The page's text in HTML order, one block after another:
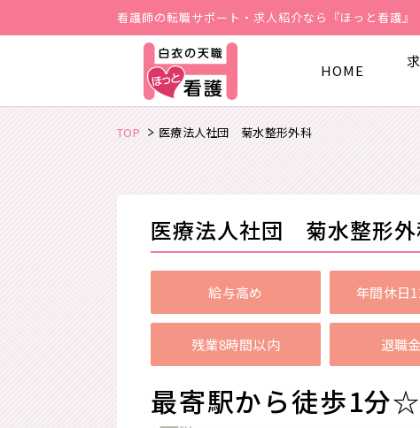
看護師の転職サポート・求人紹介なら『ほっと看護』
HOME
TOP 医療法人社団 菊水整形外科
医療法人社団 菊水整形外
給与高め 年間休日
残業8時間以内 退職
最寄駅から徒歩1分